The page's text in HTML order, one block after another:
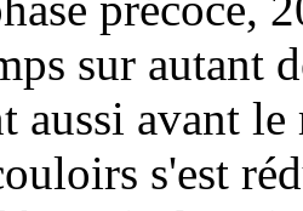
sur autant
aussi avant
s'est